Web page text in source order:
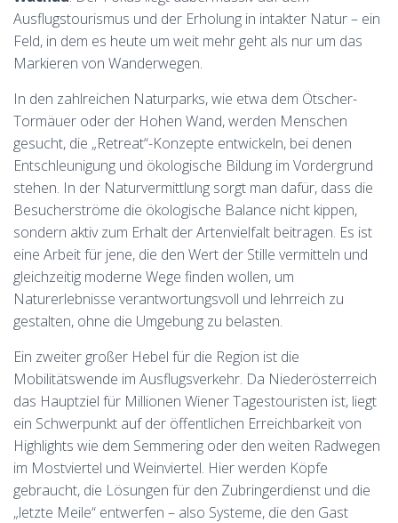
Ausflugstourismus und der Erholung in intakter Natur – ein
Feld, in dem es heute um weit mehr geht als nur um das
Markieren von Wanderwegen.
In den zahlreichen Naturparks, wie etwa dem Ötscher-
Tormäuer oder der Hohen Wand, werden Menschen
gesucht, die „Retreat“-Konzepte entwickeln, bei denen
Entschleunigung und ökologische Bildung im Vordergrund
stehen. In der Naturvermittlung sorgt man dafür, dass die
Besucherströme die ökologische Balance nicht kippen,
sondern aktiv zum Erhalt der Artenvielfalt beitragen. Es ist
eine Arbeit für jene, die den Wert der Stille vermitteln und
gleichzeitig moderne Wege finden wollen, um
Naturerlebnisse verantwortungsvoll und lehrreich zu
gestalten, ohne die Umgebung zu belasten.
Ein zweiter großer Hebel für die Region ist die
Mobilitätswende im Ausflugsverkehr. Da Niederösterreich
das Hauptziel für Millionen Wiener Tagestouristen ist, liegt
ein Schwerpunkt auf der öffentlichen Erreichbarkeit von
Highlights wie dem Semmering oder den weiten Radwegen
im Mostviertel und Weinviertel. Hier werden Köpfe
gebraucht, die Lösungen für den Zubringerdienst und die
„letzte Meile“ entwerfen – also Systeme, die den Gast